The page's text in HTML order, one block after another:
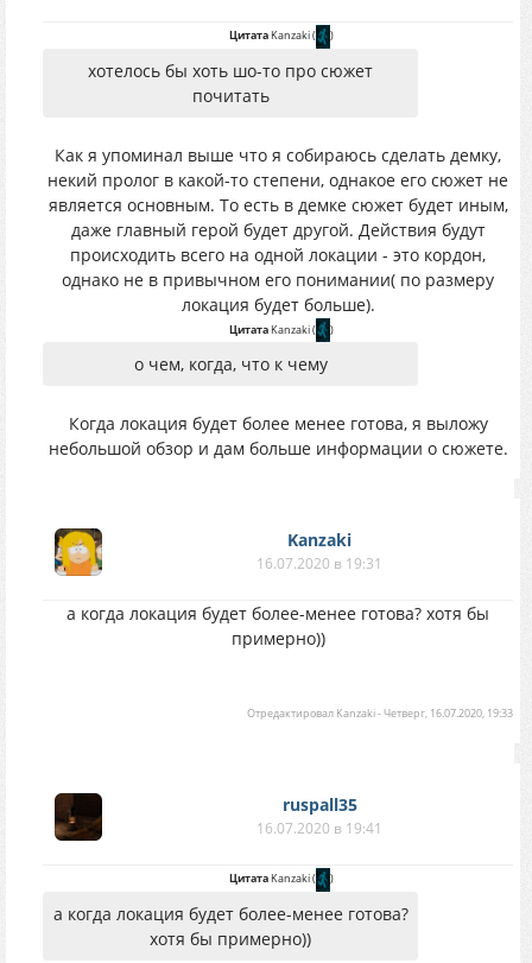
ЦитатаKanzaki( )
хотелось бы хоть шо-то про сюжет
почитать
Как я упоминал выше что я собираюсь сделать демку,
некий пролог в какой-то степени, однакое его сюжет не
является основным. То есть в демке сюжет будет иным,
даже главный герой будет другой. Действия будут
происходить всего на одной локации - это кордон,
однако не в привычном его понимании( по размеру
локация будет больше).
ЦитатаKanzaki( )
о чем, когда, что к чему
Когда локация будет более менее готова, я выложу
небольшой обзор и дам больше информации о сюжете.
Kanzaki
16.07.2020 в 19:31
а когда локация будет более-менее готова? хотя бы
примерно))
Отредактировал Kanzaki-Четверг, 16.07.2020, 19:33
ruspall35
16.07.2020 в 19:41
ЦитатаKanzaki( )
а когда локация будет более-менее готова?
хотя бы примерно))